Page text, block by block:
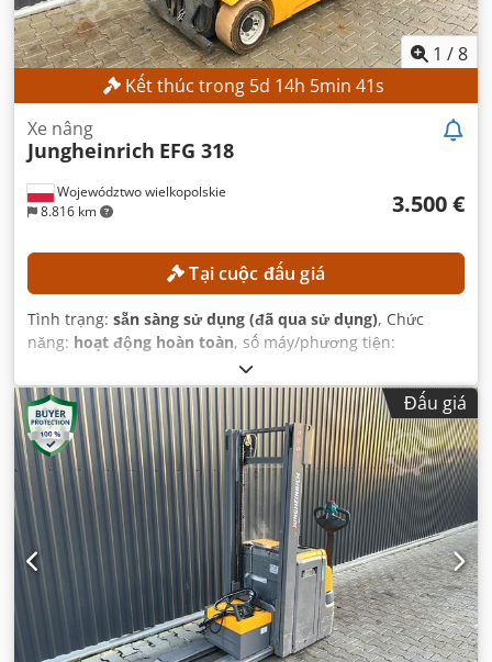
1 /8
Kết thúc trong 5d 14h 5min 40s
Województwo wielkopolskie
8.816 km
Xe nâng
Jungheinrich EFG 318
3.500 €
Tại cuộc đấu giá
Tình trạng: sẵn sàng sử dụng (đã qua sử dụng), Chức
năng: hoạt động hoàn toàn, số máy/phương tiện:
2015
chiều cao nâng:4.700 mm, nâng tự do:1.490 mm, loại cột:
triplex, chiều cao xây dựng: 2.132 mm, Đấu giá